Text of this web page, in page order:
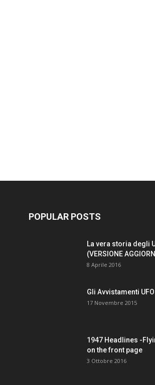
POPULAR POSTS
La vera storia degli
(VERSIONE
8 Aprile 2016
Gli Avvistamenti
17 Novembre 2015
1947 Headlines -
on the front page
3 Ottobre 2016